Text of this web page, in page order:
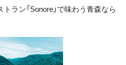
ラン「Sonore」で味わう青森なら